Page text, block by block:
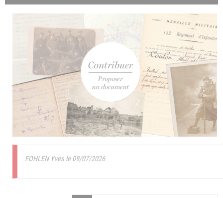
FOHLEN Yves le 09/07/2026